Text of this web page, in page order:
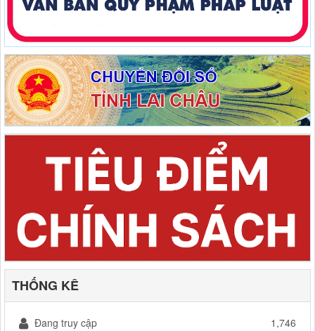
THỐNG KÊ
Đang truy cập
1,746